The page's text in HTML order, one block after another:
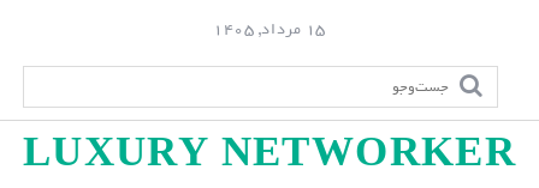
p
15 مرداد, 1405
LUXURY NETWORKER